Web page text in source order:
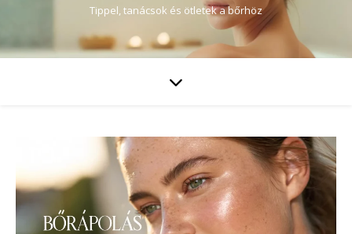
Tippel, tanácsok és ötletek a bőrhöz